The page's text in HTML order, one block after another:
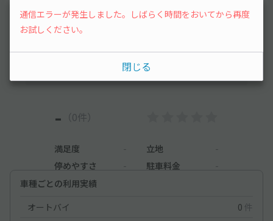
レビュー
- （0件）
満足度 - 立地
-
停めやすさ
- 駐車料金
-
車種ごとの利用実績
オートバイ
0 件
通信エラーが発生しました。しばらく時間をおいてから再度
お試しください。
閉じる